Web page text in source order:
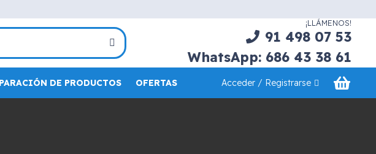
¡LLÁMENOS!
91 498 07 53
WhatsApp: 686 43 38 61
DE PRODUCTOS OFERTAS Acceder / Registrarse